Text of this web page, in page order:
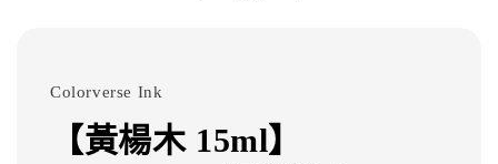
Colorverse Ink
【黃楊木 15ml】